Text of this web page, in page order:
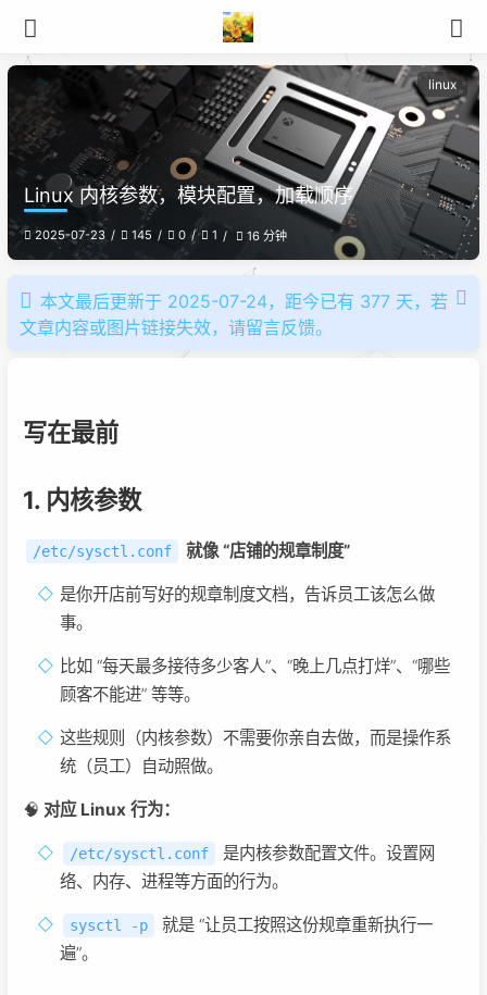
linux
Linux 内核参数，模块配置，加载顺序
2025-07-23 145 0 1 16 分钟
本文最后更新于 2025-07-24，距今已有 377 天，若
文章内容或图片链接失效，请留言反馈。
写在最前
1. 内核参数
/etc/sysctl.conf 就像 “店铺的规章制度”
是你开店前写好的规章制度文档，告诉员工该怎么做
事。
比如 “每天最多接待多少客人”、“晚上几点打烊”、“哪些
顾客不能进” 等等。
这些规则（内核参数）不需要你亲自去做，而是操作系
统（员工）自动照做。
🧠 对应 Linux 行为：
/etc/sysctl.conf
是内核参数配置文件。设置网
络、内存、进程等方面的行为。
sysctl -p
就是 “让员工按照这份规章重新执行一
遍”。